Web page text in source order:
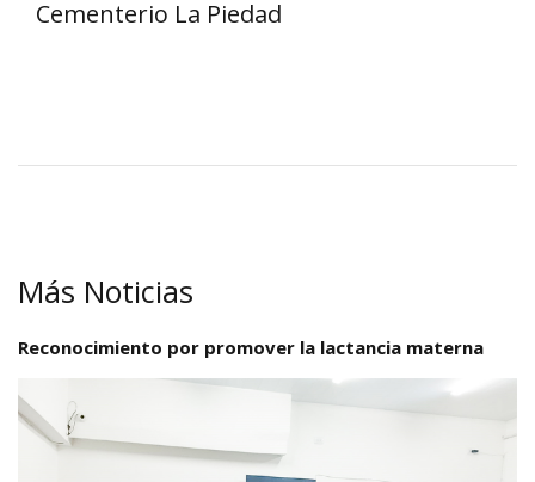
Cementerio La Piedad
Más Noticias
Reconocimiento por promover la lactancia materna